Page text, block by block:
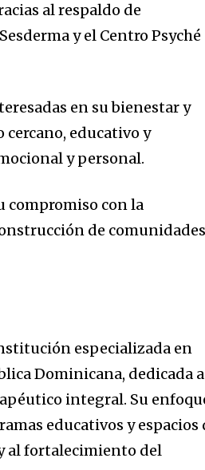
al respaldo de
y el Centro Psyché
en su bienestar y
educativo y
y personal.
compromiso con la
de comunidades
especializada en
Dominicana, dedicada
integral. Su
educativos y espacios
al fortalecimiento del